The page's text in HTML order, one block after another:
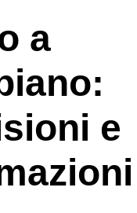
a
e